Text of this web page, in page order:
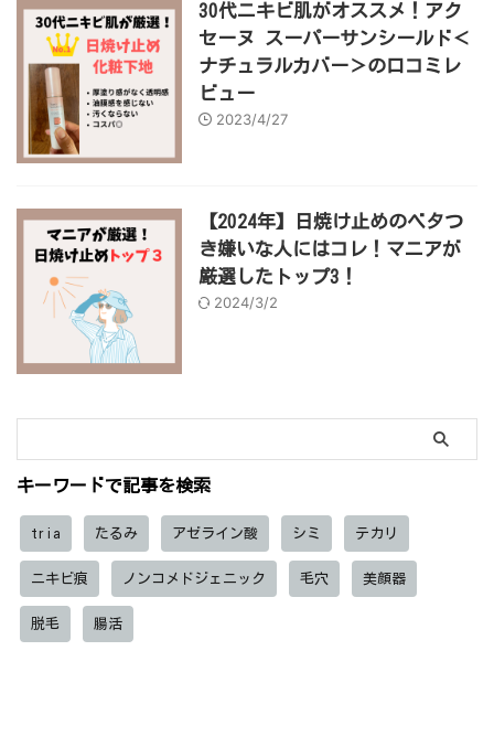
30代ニキビ肌がオススメ！アク
セーヌ スーパーサンシールド＜
ナチュラルカバー＞の口コミレ
ビュー
2023/4/27
【2024年】日焼け止めのベタつ
き嫌いな人にはコレ！マニアが
厳選したトップ3！
2024/3/2
キーワードで記事を検索
tria たるみ アゼライン酸 シミ テカリ
ニキビ痕 ノンコメドジェニック 毛穴 美顔器
脱毛 腸活